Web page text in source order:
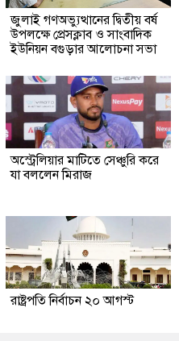
জুলাই গণঅভ্যুত্থানের দ্বিতীয় বর্ষ
উপলক্ষে প্রেসক্লাব ও সাংবাদিক
ইউনিয়ন বগুড়ার আলোচনা সভা
অস্ট্রেলিয়ার মাটিতে সেঞ্চুরি করে
যা বললেন মিরাজ
রাষ্ট্রপতি নির্বাচন ২০ আগস্ট